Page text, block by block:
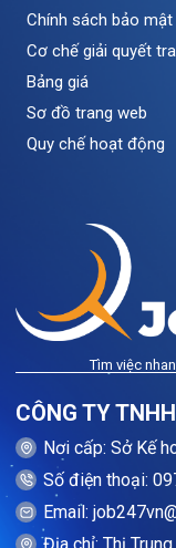
Chính sách bảo
Cơ chế giải quyết
Bảng giá
Sơ đồ trang web
Quy chế hoạt động
Tìm việc
CÔNG TY
Nơi cấp: Sở Kế
Số điện thoại:
Email: